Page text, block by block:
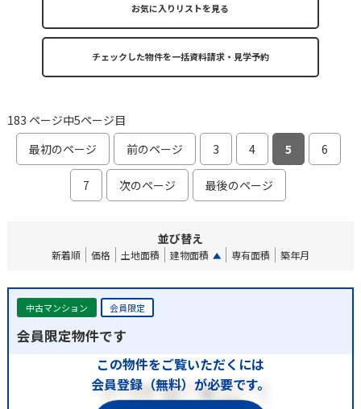
お気に入りリストを見る
183 ページ中5ページ目
最初のページ
前のページ 3 4 5 6
7 次のページ 最後のページ
並び替え
新着順 価格 土地面積 建物面積 専有面積 築年月
中古マンション 会員限定
会員限定物件です
この物件をご覧いただくには
会員登録（無料）が必要です。